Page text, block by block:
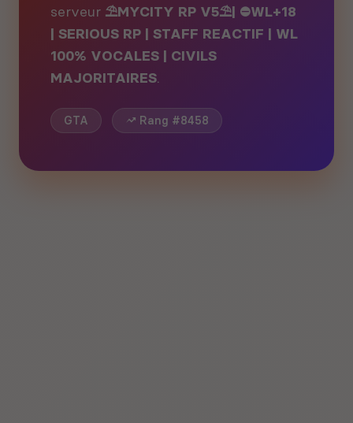
serveur ⛱️MYCITY RP V5⛱️| ⛔WL+18
| SERIOUS RP | STAFF REACTIF | WL
100% VOCALES | CIVILS
MAJORITAIRES.
GTA Rang #8458